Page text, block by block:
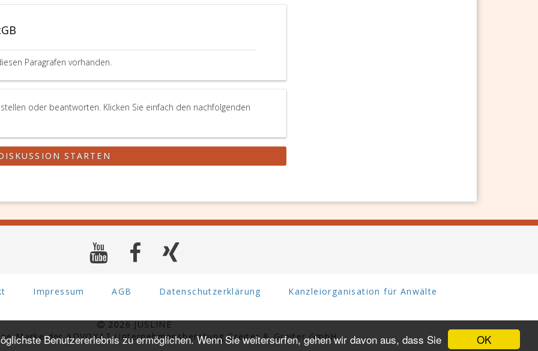
OK
Benutzererlebnis zu ermöglichen. Wenn Sie weitersurfen, gehen wir davon aus, dass Sie
Paragrafen vorhanden.
oder beantworten. Klicken Sie einfach den nachfolgenden
STARTEN
Impressum AGB Datenschutzerklärung Kanzleiorganisation für Anwälte
2026 JUSLINE
Marke der ADVOKAT Unternehmensberatung Greiter & Greiter GmbH.